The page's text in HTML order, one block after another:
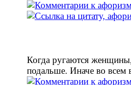
Когда ругаются
подальше. Иначе во всем